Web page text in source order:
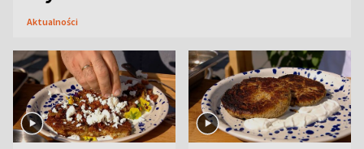
Aktualności